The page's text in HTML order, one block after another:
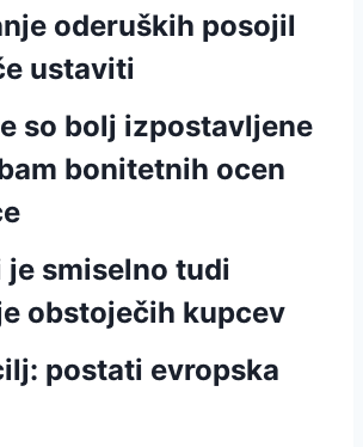
oderuških posojil
ustaviti
so bolj izpostavljene
bonitetnih ocen
je smiselno tudi
obstoječih kupcev
postati evropska